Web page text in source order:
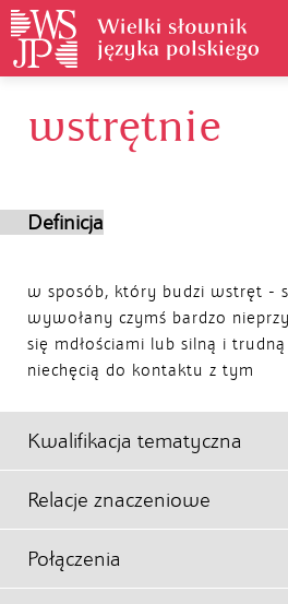
Historia
Autorzy
wstrętnie
Definicja
w sposób, który budzi wstręt -
wywołany czymś bardzo
się mdłościami lub silną i
niechęcią do kontaktu z tym
Kwalifikacja tematyczna
Relacje znaczeniowe
Połączenia